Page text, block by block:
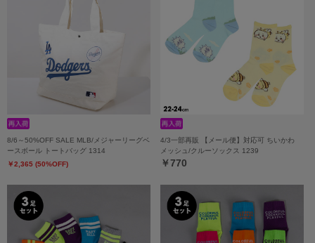
8/6～50%OFF SALE MLB/メジャーリーグベ
ースボール トートバッグ 1314
￥2,365 (50%OFF)
4/3一部再販 【メール便】対応可 ちいかわ
メッシュ/クルーソックス 1239
￥770